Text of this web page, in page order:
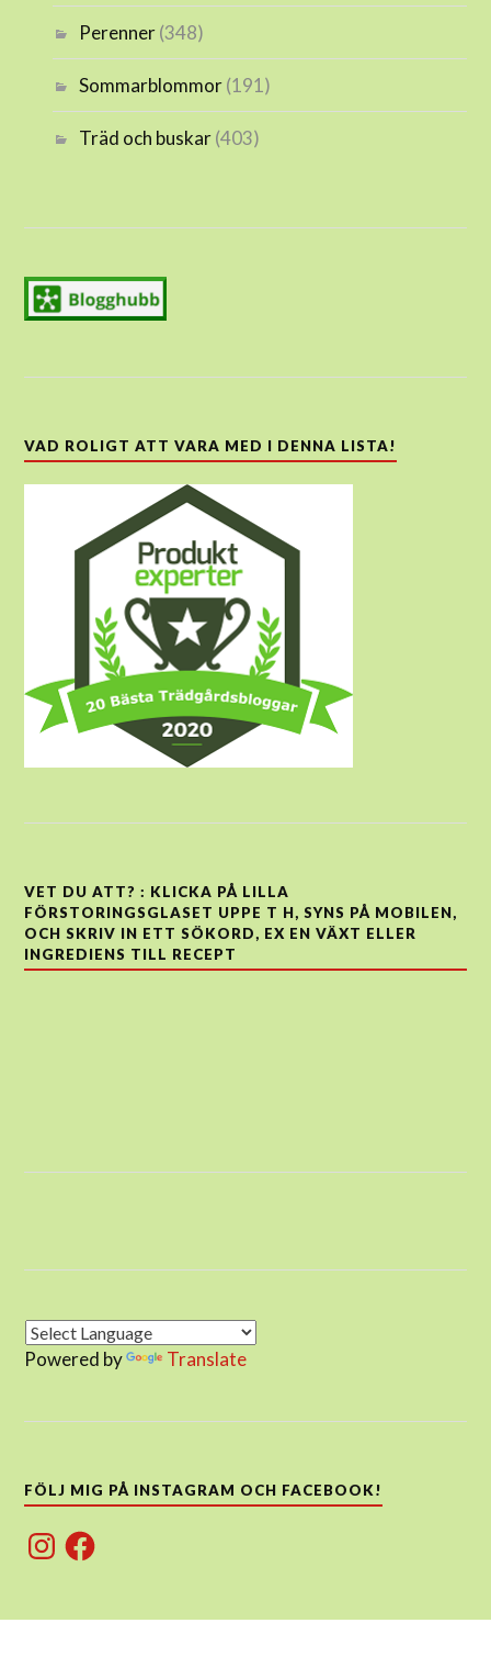
Perenner(348)
Sommarblommor(191)
Träd och buskar(403)
VAD ROLIGT ATT VARA MED I DENNA LISTA!
VET DU ATT? : KLICKA PÅ LILLA
FÖRSTORINGSGLASET UPPE T H, SYNS PÅ MOBILEN,
OCH SKRIV IN ETT SÖKORD, EX EN VÄXT ELLER
INGREDIENS TILL RECEPT
Powered by Translate
FÖLJ MIG PÅ INSTAGRAM OCH FACEBOOK!
InstagramFacebook